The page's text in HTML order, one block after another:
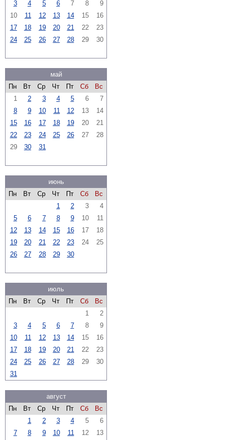
3 4 5 6 7 8
9
10
11 12 13 14 15
16
17
18 19 20 21 22
23
24
25 26 27 28 29 30
май
Пн
Вт Ср Чт Пт Сб
Вс
1
2 3 4 5 6
7
8
9 10 11 12 13
14
15
16 17 18 19 20
21
22
23 24 25 26 27
28
29
30 31
июнь
Пн
Вт Ср Чт Пт Сб
Вс
1
2 3
4
5
6 7 8 9 10
11
12
13 14 15 16 17
18
19
20 21 22 23 24
25
26
27 28 29 30
июль
Пн
Вт Ср Чт Пт Сб
Вс
1
2
3
4 5 6 7 8
9
10
11 12 13 14 15
16
17
18 19 20 21 22
23
24
25 26 27 28 29
30
31
август
Пн
Вт Ср Чт Пт Сб
Вс
1
2 3 4 5
6
7
8 9 10 11 12
13